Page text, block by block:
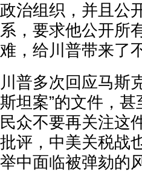
政治组织，并且公
系，要求他公开所
难，给川普带来了
川普多次回应马斯
斯坦案”的文件，
民众不要再关注这
批评，中美关税战
举中面临被弹劾的